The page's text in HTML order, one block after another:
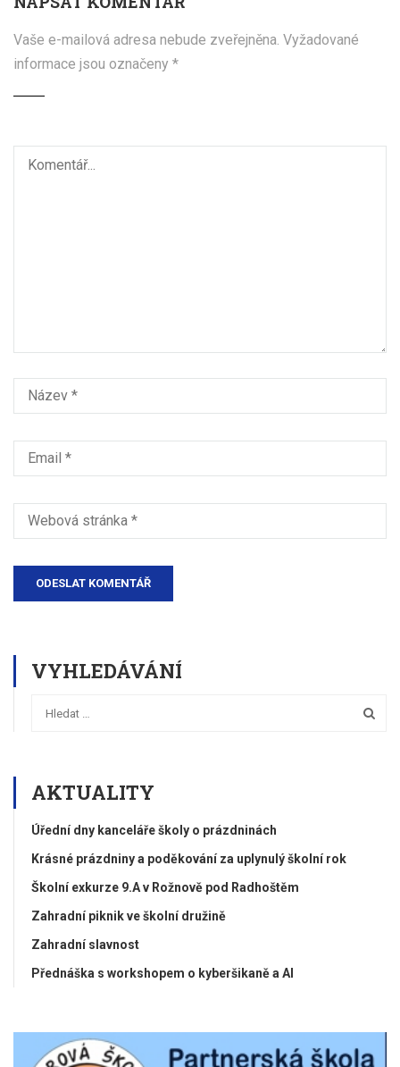
Vaše e-mailová adresa nebude zveřejněna. Vyžadované
informace jsou označeny *
VYHLEDÁVÁNÍ
AKTUALITY
Úřední dny kanceláře školy o prázdninách
Krásné prázdniny a poděkování za uplynulý školní rok
Školní exkurze 9.A v Rožnově pod Radhoštěm
Zahradní piknik ve školní družině
Zahradní slavnost
Přednáška s workshopem o kyberšikaně a AI